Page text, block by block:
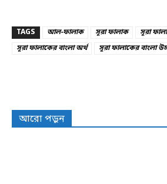
TAGS আল-ফালাক সূরা ফালাক
সূরা
সূরা ফালাকের বাংলা অর্থ
সূরা ফালাকের বাংলা
আরো পড়ুন